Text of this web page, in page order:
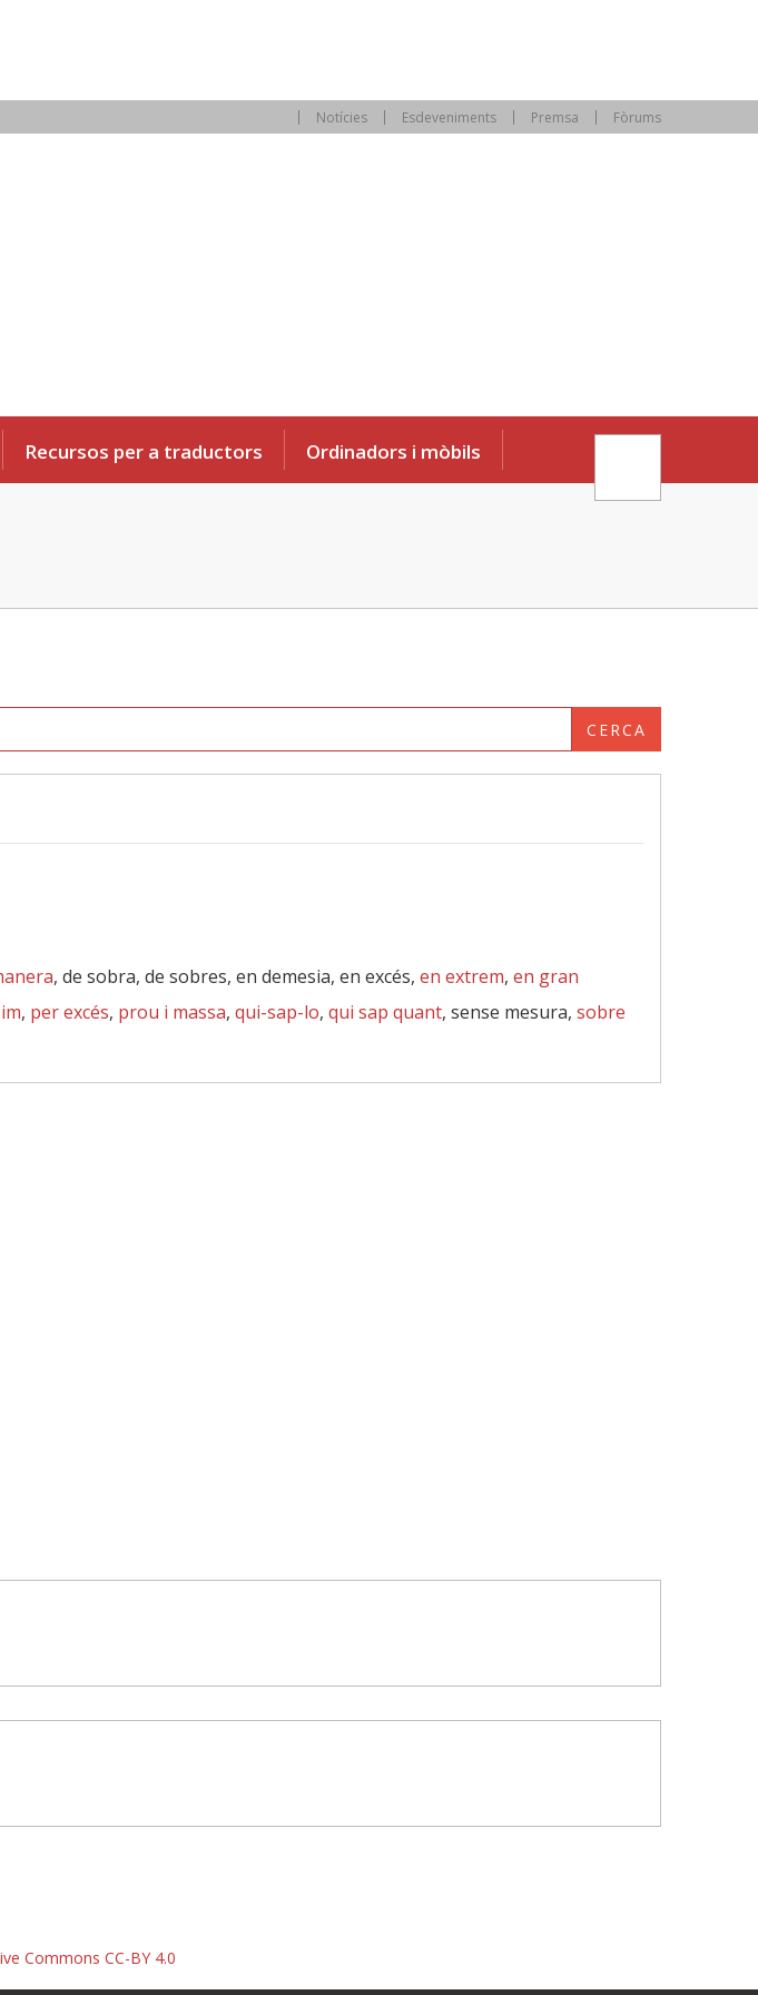
Notícies Esdeveniments Premsa Fòrums
Recursos per a traductors Ordinadors i mòbils
CERCA
, de sobra, de sobres, en demesia, en excés, en extrem, en gran
, per excés, prou i massa, qui-sap-lo, qui sap quant, sense mesura, sobre
Commons CC-BY 4.0